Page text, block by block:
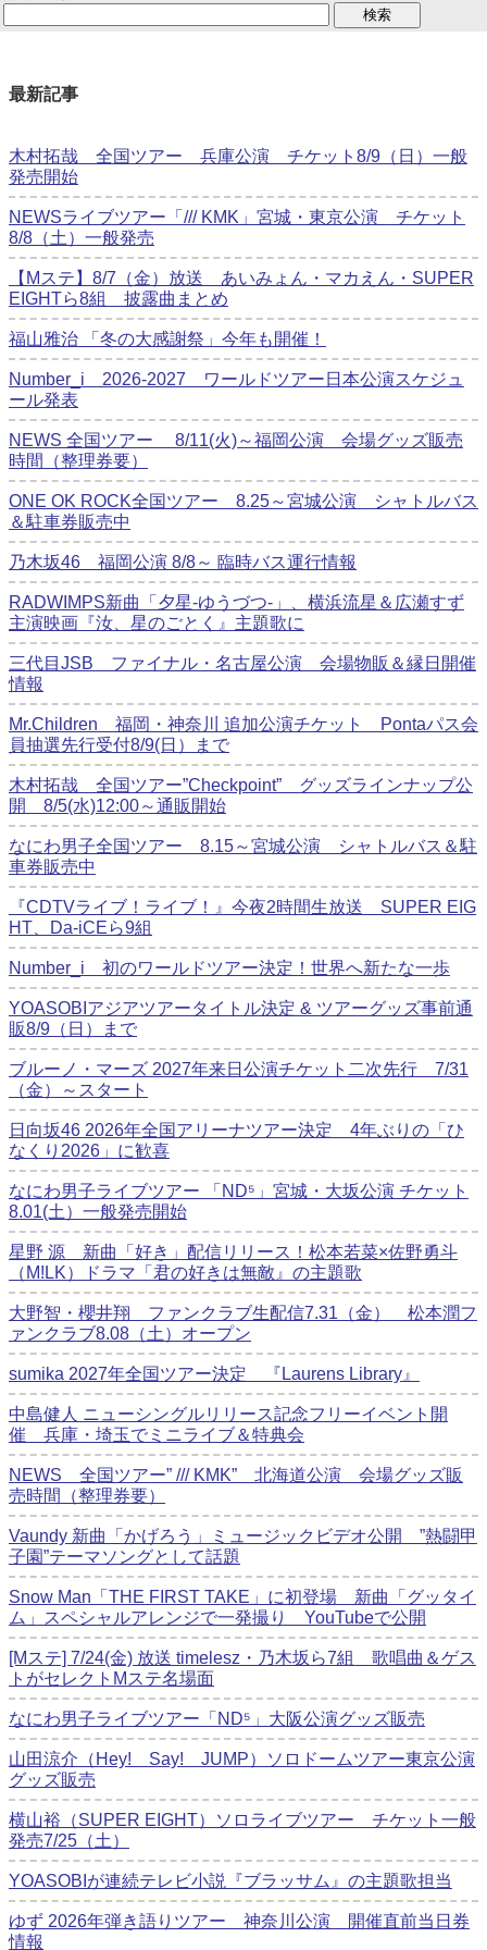
最新記事
木村拓哉 全国ツアー 兵庫公演 チケット8/9（日）一般
発売開始
NEWSライブツアー「/// KMK」宮城・東京公演 チケット
8/8（土）一般発売
【Mステ】8/7（金）放送 あいみょん・マカえん・SUPER
EIGHTら8組 披露曲まとめ
福山雅治 「冬の⼤感謝祭」今年も開催！
Number_i 2026‐2027 ワールドツアー日本公演スケジュ
ール発表
NEWS 全国ツアー 8/11(火)～福岡公演 会場グッズ販売
時間（整理券要）
ONE OK ROCK全国ツアー 8.25～宮城公演 シャトルバス
＆駐車券販売中
乃木坂46 福岡公演 8/8～ 臨時バス運行情報
RADWIMPS新曲「夕星-ゆうづつ-」、横浜流星＆広瀬すず
主演映画『汝、星のごとく』主題歌に
三代目JSB ファイナル・名古屋公演 会場物販＆縁日開催
情報
Mr.Children 福岡・神奈川 追加公演チケット Pontaパス会
員抽選先行受付8/9(日）まで
木村拓哉 全国ツアー”Checkpoint” グッズラインナップ公
開 8/5(水)12:00～通販開始
なにわ男子全国ツアー 8.15～宮城公演 シャトルバス＆駐
車券販売中
『CDTVライブ！ライブ！』今夜2時間生放送 SUPER EIG
HT、Da-iCEら9組
Number_i 初のワールドツアー決定！世界へ新たな一歩
YOASOBIアジアツアータイトル決定 & ツアーグッズ事前通
販8/9（日）まで
ブルーノ・マーズ 2027年来日公演チケット二次先行 7/31
（金）～スタート
日向坂46 2026年全国アリーナツアー決定 4年ぶりの「ひ
なくり2026」に歓喜
なにわ男子ライブツアー 「ND⁵」宮城・大坂公演 チケット
8.01(土）一般発売開始
星野 源 新曲「好き」配信リリース！松本若菜×佐野勇斗
（M!LK）ドラマ「君の好きは無敵』の主題歌
大野智・櫻井翔 ファンクラブ生配信7.31（金） 松本潤フ
ァンクラブ8.08（土）オープン
sumika 2027年全国ツアー決定 『Laurens Library』
中島健人 ニューシングルリリース記念フリーイベント開
催 兵庫・埼玉でミニライブ＆特典会
NEWS 全国ツアー” /// KMK” 北海道公演 会場グッズ販
売時間（整理券要）
Vaundy 新曲「かげろう」ミュージックビデオ公開 ”熱闘甲
子園”テーマソングとして話題
Snow Man「THE FIRST TAKE」に初登場 新曲「グッタイ
ム」スペシャルアレンジで一発撮り YouTubeで公開
[Mステ] 7/24(金) 放送 timelesz・乃木坂ら7組 歌唱曲＆ゲス
トがセレクトMステ名場面
なにわ男子ライブツアー「ND⁵」大阪公演グッズ販売
山田涼介（Hey! Say! JUMP）ソロドームツアー東京公演
グッズ販売
横山裕（SUPER EIGHT）ソロライブツアー チケット一般
発売7/25（土）
YOASOBIが連続テレビ小説『ブラッサム』の主題歌担当
ゆず 2026年弾き語りツアー 神奈川公演 開催直前当日券
情報